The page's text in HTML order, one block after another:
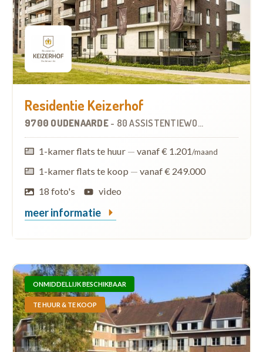
Residentie Keizerhof
9700 OUDENAARDE - 80 ASSISTENTIEWONINGEN
1-kamer flats te huur — vanaf € 1.201/maand
1-kamer flats te koop — vanaf € 249.000
18 foto's
video
meer informatie
ONMIDDELLIJK BESCHIKBAAR
TE HUUR & TE KOOP